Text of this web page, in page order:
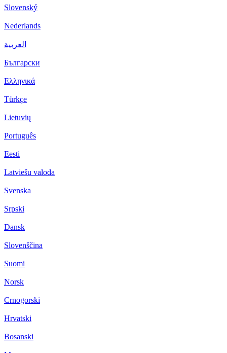
Slovenský
Nederlands
العربية
Български
Ελληνικά
Türkçe
Lietuvių
Português
Eesti
Latviešu valoda
Svenska
Srpski
Dansk
Slovenščina
Suomi
Norsk
Crnogorski
Hrvatski
Bosanski